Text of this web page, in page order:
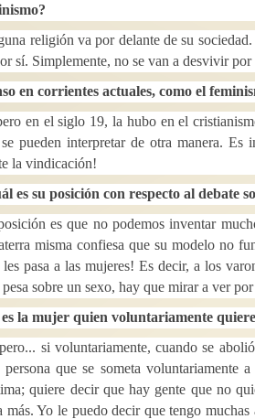
religión va por delante de su
sí. Simplemente, no se van a desvivir por
en corrientes actuales, como el
en el siglo 19, la hubo en el
pueden interpretar de otra manera. Es
la vindicación!
es su posición con respecto al debate
es que no podemos inventar
misma confiesa que su modelo no
les pasa a las mujeres! Es decir, a los
sobre un sexo, hay que mirar a ver
la mujer quien voluntariamente
si voluntariamente, cuando se
persona que se someta voluntariamente
quiere decir que hay gente que no
más. Yo le puedo decir que tengo